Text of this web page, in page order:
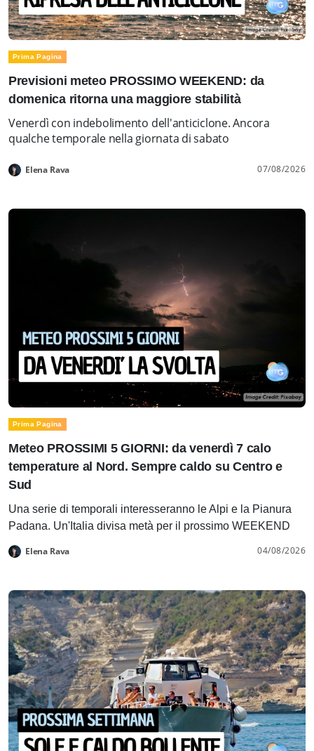
Prima Pagina
Previsioni meteo PROSSIMO WEEKEND: da
domenica ritorna una maggiore stabilità
Venerdì con indebolimento dell'anticiclone. Ancora
qualche temporale nella giornata di sabato
Elena Rava 07/08/2026
Prima Pagina
Meteo PROSSIMI 5 GIORNI: da venerdì 7 calo
temperature al Nord. Sempre caldo su Centro e
Sud
Una serie di temporali interesseranno le Alpi e la Pianura
Padana. Un'Italia divisa metà per il prossimo WEEKEND
Elena Rava 04/08/2026